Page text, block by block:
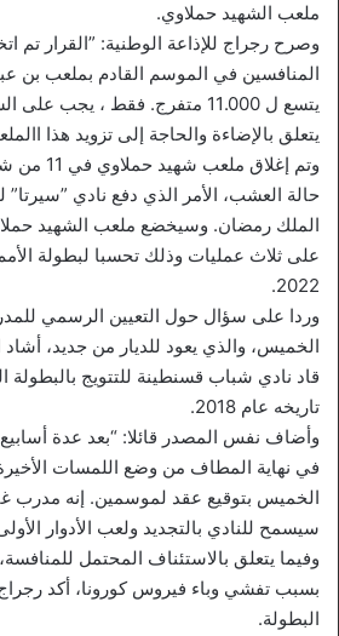
ملعب الشهيد حملاوي.
وصرح رجراج للإذاعة الوطنية: ”القرار تم
المنافسين في الموسم القادم بملعب بن
يتسع ل 11.000 متفرج. فقط ، يجب
يتعلق بالإضاءة والحاجة إلى تزويد هذا
وتم إغلاق
حالة العشب، الأمر الذي دفع نادي ”سيرتا”
الملك رمضان. وسيخضع ملعب الشهيد
على ثلاث عمليات وذلك تحسبا لبطولة الأمم
2022.
وردا على سؤال حول التعيين الرسمي
الخميس، والذي يعود للديار من جديد، أشاد
قاد نادي شباب قسنطينة للتتويج بالبطولة
تاريخه عام 2018.
وأضاف نفس المصدر قائلا: “بعد عدة
في نهاية المطاف من وضع اللمسات
الخميس بتوقيع عقد لموسمين. إنه مدرب
سيسمح للنادي بالتجديد ولعب الأدوار
بسبب تفشي وباء فيروس كورونا، أكد
البطولة.